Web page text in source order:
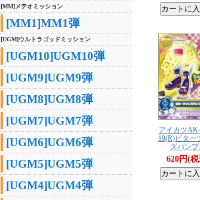
[MM]メテオミッション
[MM1]MM1弾
[UGM]ウルトラゴッドミッション
[UGM10]UGM10弾
[UGM9]UGM9弾
[UGM8]UGM8弾
[UGM7]UGM7弾
[UGM6]UGM6弾
[UGM5]UGM5弾
[UGM4]UGM4弾
アイカツ
19(R)ビター
ズパンプ
620円(